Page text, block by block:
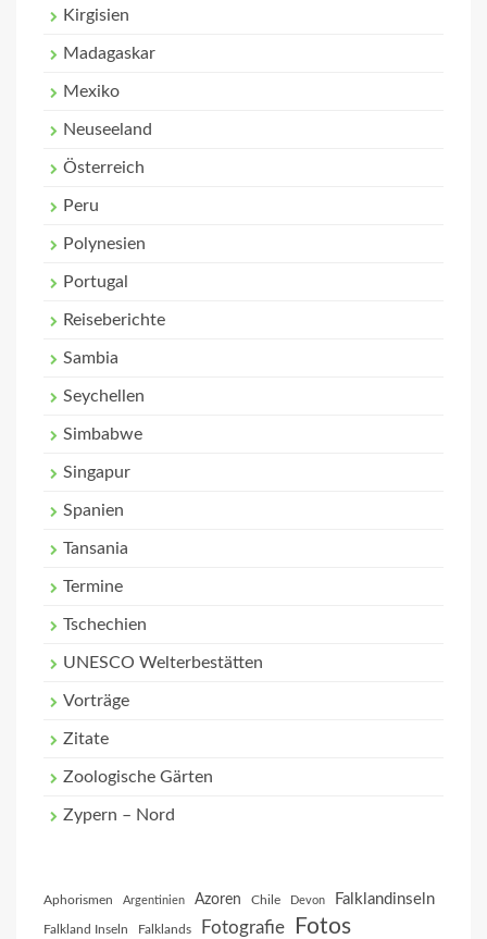
Kirgisien
Madagaskar
Mexiko
Neuseeland
Österreich
Peru
Polynesien
Portugal
Reiseberichte
Sambia
Seychellen
Simbabwe
Singapur
Spanien
Tansania
Termine
Tschechien
UNESCO Welterbestätten
Vorträge
Zitate
Zoologische Gärten
Zypern – Nord
Aphorismen Argentinien Azoren Chile Devon Falklandinseln
Falkland Inseln Falklands Fotografie Fotos